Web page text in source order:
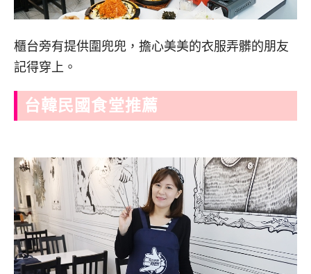
櫃台旁有提供圍兜兜，擔心美美的衣服弄髒的朋友
記得穿上。
台韓民國食堂推薦